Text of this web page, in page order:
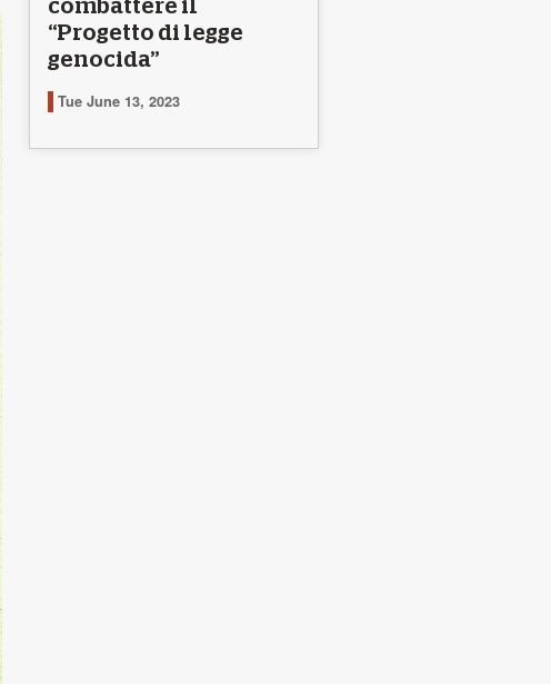
combattere il
“Progetto di legge
genocida”
Tue June 13, 2023